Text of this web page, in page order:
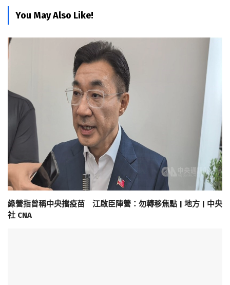
You May Also Like!
綠營指曾稱中央擋疫苗 江啟臣陣營：勿轉移焦點 | 地方 | 中央
社 CNA